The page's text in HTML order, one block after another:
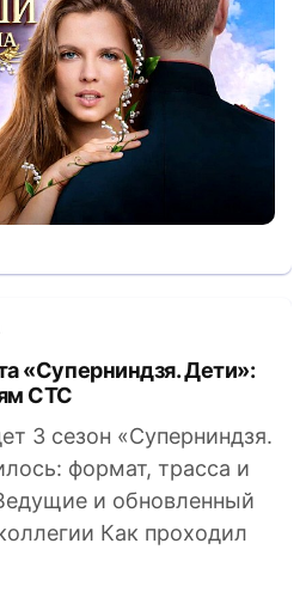
СТС
3 сезон «Суперниндзя.
формат, трасса и
и обновленный
Как проходил